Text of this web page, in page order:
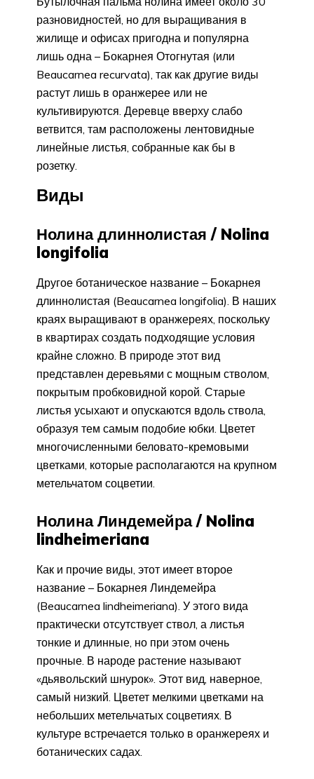
разновидностей, но для выращивания в
жилище и офисах пригодна и популярна
лишь одна – Бокарнея Отогнутая (или
Beaucarnea recurvata), так как другие виды
растут лишь в оранжерее или не
культивируются. Деревце вверху слабо
ветвится, там расположены лентовидные
линейные листья, собранные как бы в
розетку.
Виды
Нолина длиннолистая / Nolina
longifolia
Другое ботаническое название – Бокарнея
длиннолистая (Beaucarnea longifolia). В наших
краях выращивают в оранжереях, поскольку
в квартирах создать подходящие условия
крайне сложно. В природе этот вид
представлен деревьями с мощным стволом,
покрытым пробковидной корой. Старые
листья усыхают и опускаются вдоль ствола,
образуя тем самым подобие юбки. Цветет
многочисленными беловато-кремовыми
цветками, которые располагаются на крупном
метельчатом соцветии.
Нолина Линдемейра / Nolina
lindheimeriana
Как и прочие виды, этот имеет второе
название – Бокарнея Линдемейра
(Beaucarnea lindheimeriana). У этого вида
практически отсутствует ствол, а листья
тонкие и длинные, но при этом очень
прочные. В народе растение называют
«дьявольский шнурок». Этот вид, наверное,
самый низкий. Цветет мелкими цветками на
небольших метельчатых соцветиях. В
культуре встречается только в оранжереях и
ботанических садах.